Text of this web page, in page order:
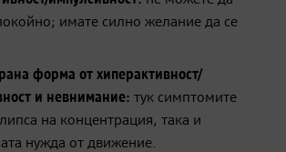
имате силно желание да се
форма от хиперактивност/
и невнимание: тук симптомите
на концентрация, така и
нужда от движение.